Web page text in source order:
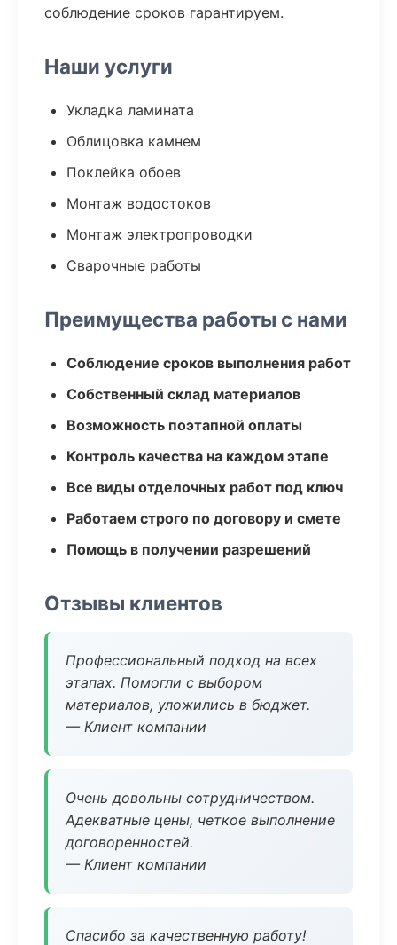
соблюдение сроков гарантируем.
Наши услуги
Укладка ламината
Облицовка камнем
Поклейка обоев
Монтаж водостоков
Монтаж электропроводки
Сварочные работы
Преимущества работы с нами
Соблюдение сроков выполнения работ
Собственный склад материалов
Возможность поэтапной оплаты
Контроль качества на каждом этапе
Все виды отделочных работ под ключ
Работаем строго по договору и смете
Помощь в получении разрешений
Отзывы клиентов
Профессиональный подход на всех
этапах. Помогли с выбором
материалов, уложились в бюджет.
— Клиент компании
Очень довольны сотрудничеством.
Адекватные цены, четкое выполнение
договоренностей.
— Клиент компании
Спасибо за качественную работу!